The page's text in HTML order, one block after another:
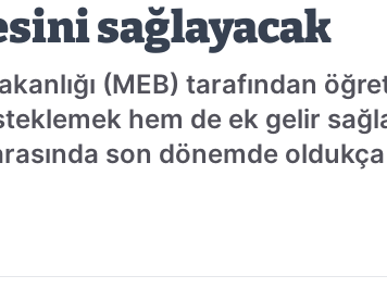
sağlayacak
(MEB) tarafından
hem de ek gelir
son dönemde